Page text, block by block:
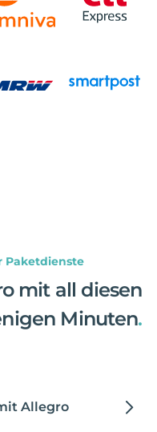
Paketdienste
mit all diesen
Minuten.
Allegro